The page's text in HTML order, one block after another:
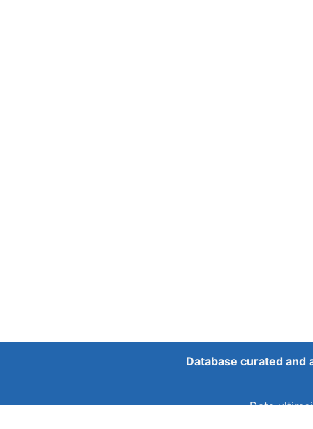
Database curated
Data